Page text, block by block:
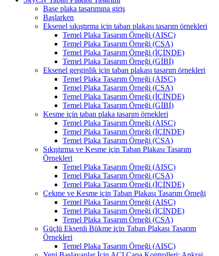
Base plaka tasarımına giriş
Başlarken
Eksenel sıkıştırma için taban plakası tasarım örnekleri
Temel Plaka Tasarım Örneği (AISC)
Temel Plaka Tasarım Örneği (CSA)
Temel Plaka Tasarım Örneği (İÇİNDE)
Temel Plaka Tasarım Örneği (GİBİ)
Eksenel gerginlik için taban plakası tasarım örnekleri
Temel Plaka Tasarım Örneği (AISC)
Temel Plaka Tasarım Örneği (CSA)
Temel Plaka Tasarım Örneği (İÇİNDE)
Temel Plaka Tasarım Örneği (GİBİ)
Kesme için taban plaka tasarım örnekleri
Temel Plaka Tasarım Örneği (AISC)
Temel Plaka Tasarım Örneği (İÇİNDE)
Temel Plaka Tasarım Örneği (CSA)
Sıkıştırma ve Kesme için Taban Plakası Tasarım
Örnekleri
Temel Plaka Tasarım Örneği (AISC)
Temel Plaka Tasarım Örneği (CSA)
Temel Plaka Tasarım Örneği (İÇİNDE)
Çekme ve Kesme için Taban Plakası Tasarım Örneği
Temel Plaka Tasarım Örneği (AISC)
Temel Plaka Tasarım Örneği (İÇİNDE)
Temel Plaka Tasarım Örneği (CSA)
Güçlü Eksenli Bükme için Taban Plakası Tasarım
Örnekleri
Temel Plaka Tasarım Örneği (AISC)